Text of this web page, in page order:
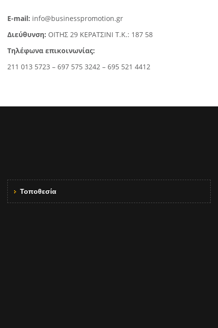
E-mail: info@businesspromotion.gr
Διεύθυνση: ΟΙΤΗΣ 29 ΚΕΡΑΤΣΙΝΙ Τ.Κ.: 187 58
Τηλέφωνα επικοινωνίας:
211 013 5723 – 697 575 3242 – 695 521 4412
Τοποθεσία